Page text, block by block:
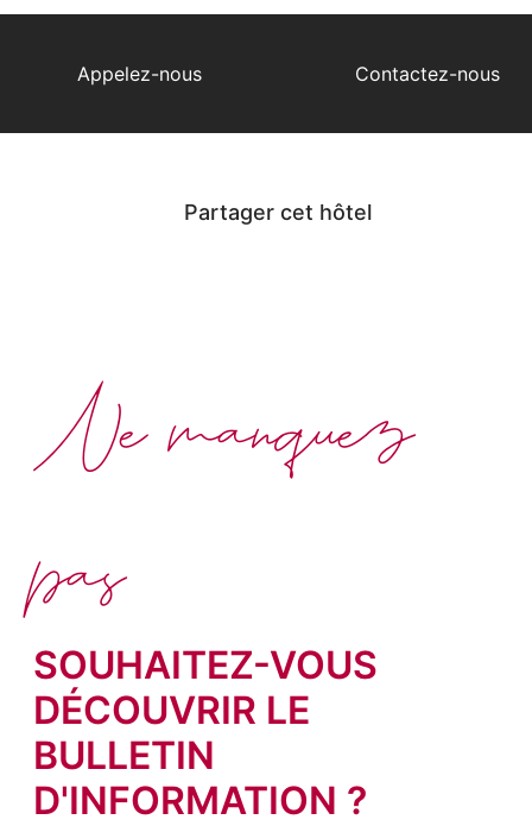
Appelez-nous Contactez-nous
Partager cet hôtel
SOUHAITEZ-VOUS
DÉCOUVRIR LE
BULLETIN
D'INFORMATION ?
Ne manquez
pas